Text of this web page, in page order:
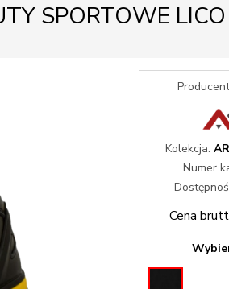
SPORTOWE LICO
Kolekcja:
Numer
Cena